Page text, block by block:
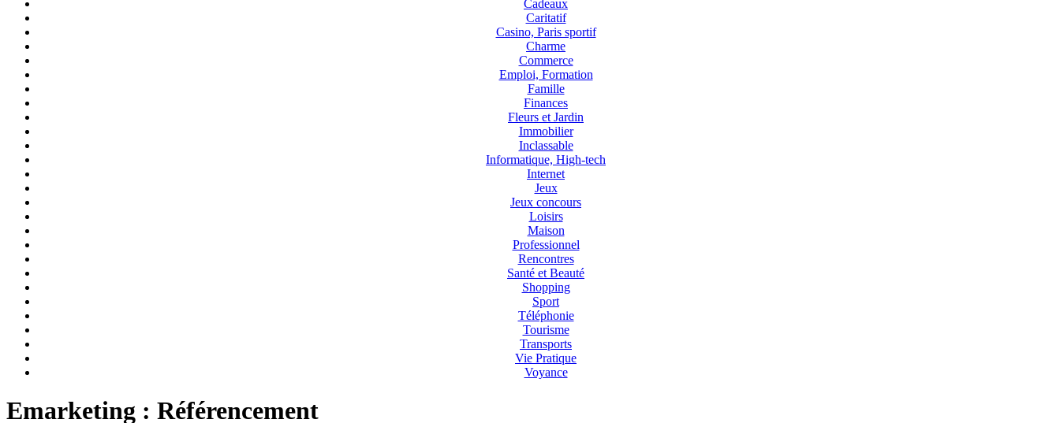
Cadeaux
Caritatif
Casino, Paris sportif
Charme
Commerce
Emploi, Formation
Famille
Finances
Fleurs et Jardin
Immobilier
Inclassable
Informatique, High-tech
Internet
Jeux
Jeux concours
Loisirs
Maison
Professionnel
Rencontres
Santé et Beauté
Shopping
Sport
Téléphonie
Tourisme
Transports
Vie Pratique
Voyance
Emarketing : Référencement